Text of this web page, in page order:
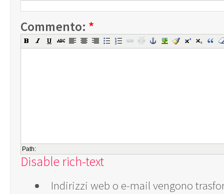
Commento: *
Path:
Disable rich-text
Indirizzi web o e-mail vengono